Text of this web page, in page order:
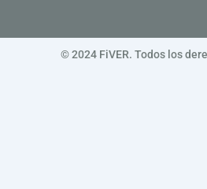
© 2024 FiVER. Todos los